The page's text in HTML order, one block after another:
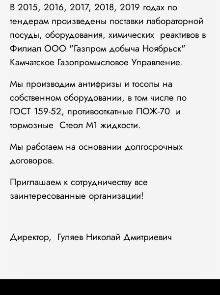
В 2015, 2016, 2017, 2018, 2019 годах по
тендерам произведены поставки лабораторной
посуды, оборудования, химических реактивов в
Филиал ООО "Газпром добыча Ноябрьск"
Камчатское Газопромысловое Управление.
Мы производим антифризы и тосолы на
собственном оборудовании, в том числе по
ГОСТ 159-52, противооткатные ПОЖ-70 и
тормозные Стеол М1 жидкости.
Мы работаем на основании долгосрочных
договоров.
Приглашаем к сотрудничеству все
заинтересованные организации!
Директор, Гуляев Николай Дмитриевич